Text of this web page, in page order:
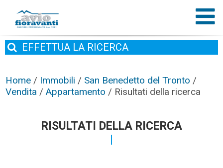
EFFETTUA LA RICERCA
Home / Immobili / San Benedetto del Tronto /
Vendita /Appartamento / Risultati della ricerca
RISULTATI DELLA RICERCA